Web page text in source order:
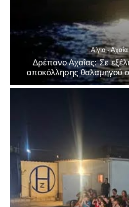
Αίγιο - Αχαΐα
Δρέπανο Αχαΐας: Σε
αποκόλλησης θαλαμηγού